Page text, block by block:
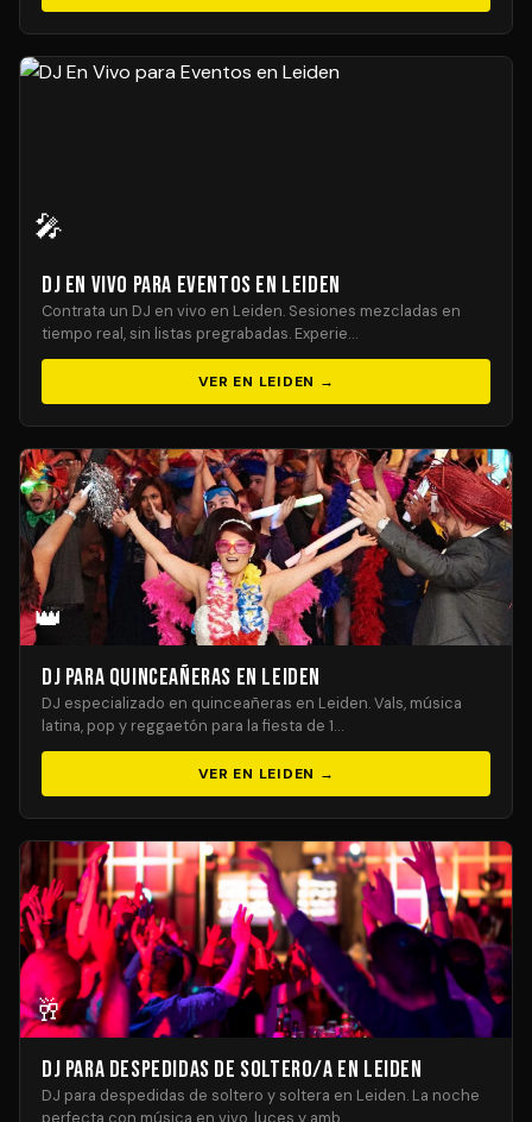
🎤
DJ En Vivo para Eventos en Leiden
Contrata un DJ en vivo en Leiden. Sesiones mezcladas en
tiempo real, sin listas pregrabadas. Experie…
VER EN LEIDEN →
👑
DJ para Quinceañeras en Leiden
DJ especializado en quinceañeras en Leiden. Vals, música
latina, pop y reggaetón para la fiesta de 1…
VER EN LEIDEN →
🥂
DJ para Despedidas de Soltero/a en Leiden
DJ para despedidas de soltero y soltera en Leiden. La noche
perfecta con música en vivo, luces y amb…